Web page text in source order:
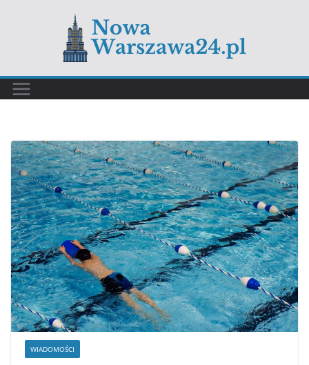
WIADOMOŚCI